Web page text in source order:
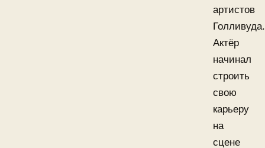
артистов
Голливуда.
Актёр
начинал
строить
свою
карьеру
на
сцене